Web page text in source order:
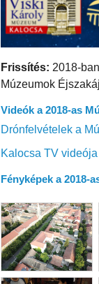
Frissítés: 2018-
Múzeumok
Videók a 2018-as
Drónfelvételek a
Kalocsa TV
Fényképek a 2018-